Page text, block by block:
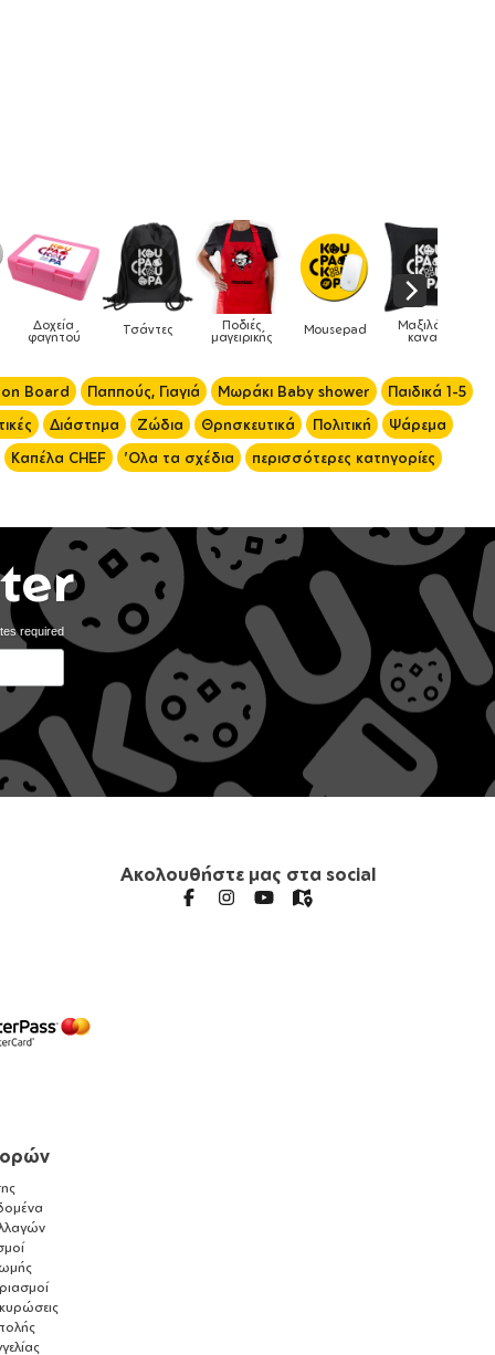
Ποδιές
μαγειρικής Mousepad Μαξιλάρια
καναπέ Phone Holders Ρολόγια
Board Παππούς, Γιαγιά Μωράκι Baby shower
Παιδικά 1-5
Διάστημα Ζώδια Θρησκευτικά Πολιτική
Ψάρεμα
Καπέλα CHEF 'Ολα τα σχέδια περισσότερες κατηγορίες
required
Ακολουθήστε μας στα social